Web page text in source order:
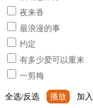
夜来香
最浪漫的事
约定
有多少爱可以重来
一剪梅
全选/反选 播放 加